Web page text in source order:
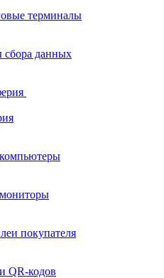
терминалы
сбора данных
покупателя
QR-кодов